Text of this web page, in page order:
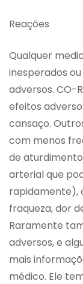
Reações
Qualquer
inesperados
adversos. CO-
efeitos
cansaço.
com menos
de
arterial que
rapidamente),
fraqueza, dor
Raramente
adversos, e
mais
médico. Ele